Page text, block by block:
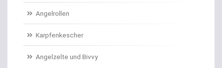
Brandungsbleie
Angelrollen
Karpfenkescher
Angelzelte und Bivvy